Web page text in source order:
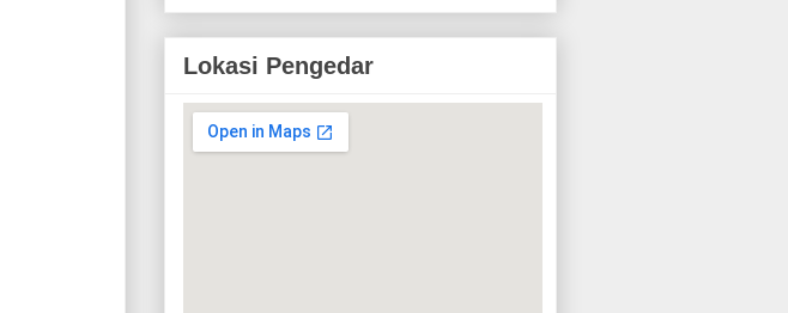
Lokasi Pengedar